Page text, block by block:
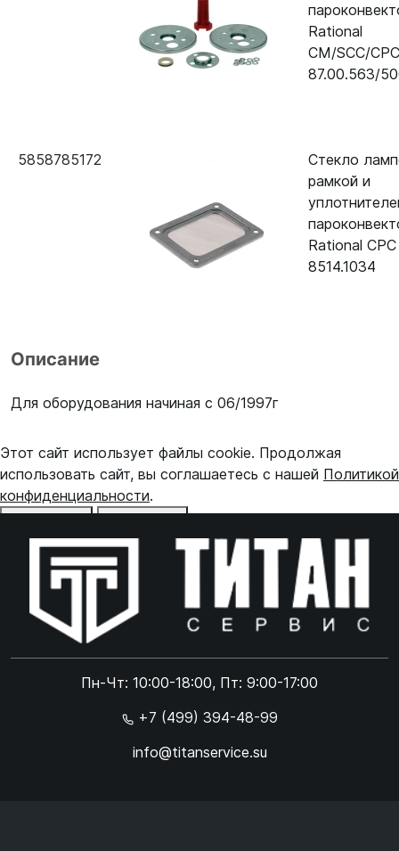
Rational
CM/SCC/CPC
87.00.563/
5858785172
Стекло
рамкой и
Rational
8514.1034
Описание
Для оборудования начиная с 06/1997г
Пн-Чт: 10:00-18:00, Пт: 9:00-17:00
+7 (499) 394-48-99
info@titanservice.su
Этот сайт использует файлы cookie. Продолжая
использовать сайт, вы соглашаетесь с нашей Политикой
конфиденциальности.
Online чат
Online чат